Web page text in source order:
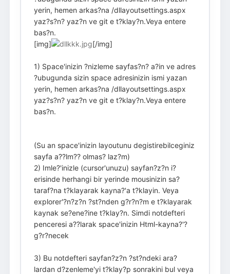
yerin, hemen arkas?na /dllayoutsettings.aspx
yaz?s?n? yaz?n ve git e t?klay?n.Veya entere
bas?n.
[img]
[/img]
1) Space'inizin ?nizleme sayfas?n? a?in ve adres
?ubugunda sizin space adresinizin ismi yazan
yerin, hemen arkas?na /dllayoutsettings.aspx
yaz?s?n? yaz?n ve git e t?klay?n.Veya entere
bas?n.
(Su an space'inizin layoutunu degistirebilceginiz
sayfa a??lm?? olmas? laz?m)
2) Imle?'inizle (cursor'unuzu) sayfan?z?n i?
erisinde herhangi bir yerinde mousinizin sa?
taraf?na t?klayarak kayna?'a t?klayin. Veya
explorer'?n?z?n ?st?nden g?r?n?m e t?klayarak
kaynak se?ene?ine t?klay?n. Simdi notdefteri
penceresi a??larak space'inizin Html-kayna?'?
g?r?necek
3) Bu notdefteri sayfan?z?n ?st?ndeki ara?
lardan d?zenleme'yi t?klay?p sonrakini bul veya